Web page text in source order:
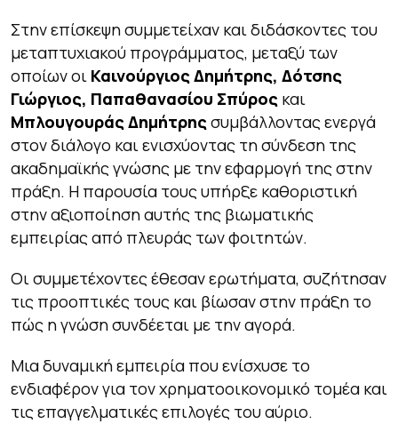
Στην επίσκεψη συμμετείχαν και διδάσκοντες του
μεταπτυχιακού προγράμματος, μεταξύ των
οποίων οι Καινούργιος Δημήτρης, Δότσης
Γιώργιος, Παπαθανασίου Σπύρος και
Μπλουγουράς Δημήτρης συμβάλλοντας ενεργά
στον διάλογο και ενισχύοντας τη σύνδεση της
ακαδημαϊκής γνώσης με την εφαρμογή της στην
πράξη. Η παρουσία τους υπήρξε καθοριστική
στην αξιοποίηση αυτής της βιωματικής
εμπειρίας από πλευράς των φοιτητών.
Οι συμμετέχοντες έθεσαν ερωτήματα, συζήτησαν
τις προοπτικές τους και βίωσαν στην πράξη το
πώς η γνώση συνδέεται με την αγορά.
Μια δυναμική εμπειρία που ενίσχυσε το
ενδιαφέρον για τον χρηματοοικονομικό τομέα και
τις επαγγελματικές επιλογές του αύριο.